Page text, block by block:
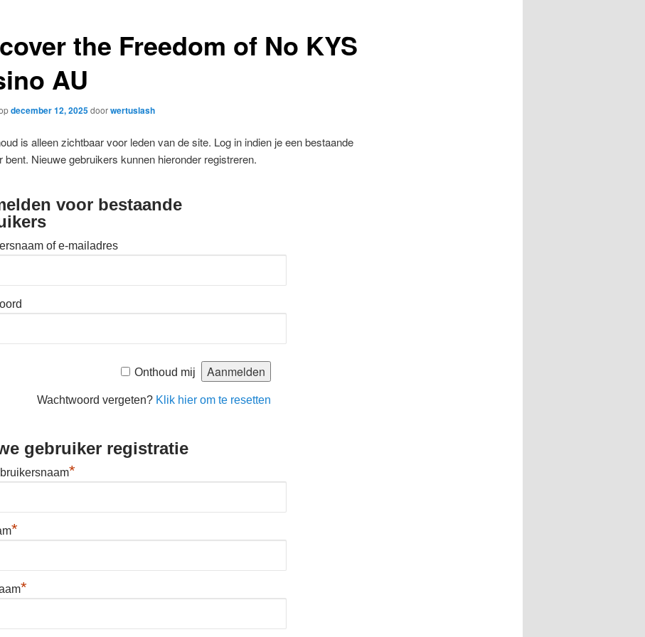
the Freedom of No KYS
AU
december 12, 2025doorwertuslash
is alleen zichtbaar voor leden van de site. Log in indien je een bestaande
bent. Nieuwe gebruikers kunnen hieronder registreren.
voor bestaande
of e-mailadres
Onthoud mij
Wachtwoord vergeten? Klik hier om te resetten
gebruiker registratie
*
*
*